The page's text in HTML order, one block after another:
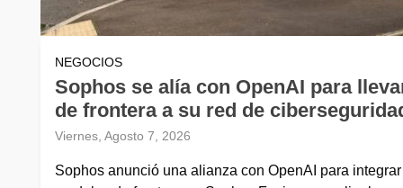
NEGOCIOS
Sophos se alía con OpenAI para
de frontera a su red de
Viernes, Agosto 7, 2026
Sophos anunció una alianza con OpenAI para integrar